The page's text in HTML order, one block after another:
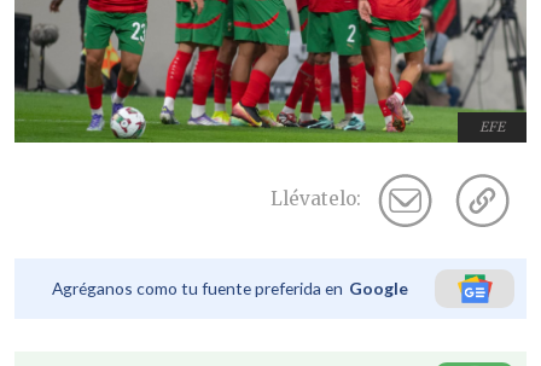
EFE
Llévatelo:
Agréganos como tu fuente preferida en Google